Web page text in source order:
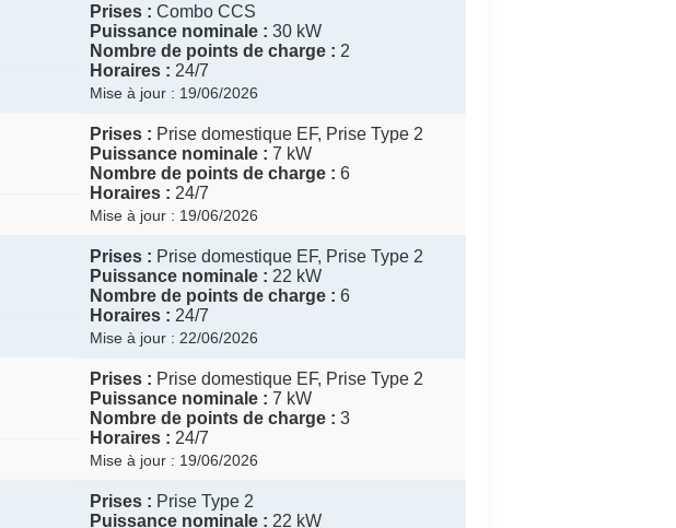
Prises : Combo CCS
Puissance nominale : 30 kW
Nombre de points de charge : 2
Horaires : 24/7
Mise à jour : 19/06/2026
Prises : Prise domestique EF, Prise Type 2
Puissance nominale : 7 kW
Nombre de points de charge : 6
Horaires : 24/7
Mise à jour : 19/06/2026
Prises : Prise domestique EF, Prise Type 2
Puissance nominale : 22 kW
Nombre de points de charge : 6
Horaires : 24/7
Mise à jour : 22/06/2026
Prises : Prise domestique EF, Prise Type 2
Puissance nominale : 7 kW
Nombre de points de charge : 3
Horaires : 24/7
Mise à jour : 19/06/2026
Prises : Prise Type 2
Puissance nominale : 22 kW